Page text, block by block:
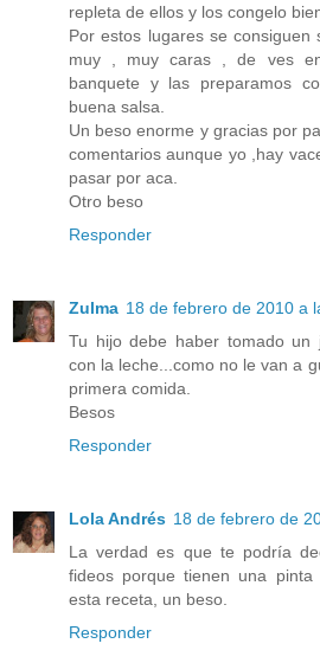
repleta de ellos y los congelo
Por estos lugares se consiguen
muy , muy caras , de ves
banquete y las preparamos
buena salsa.
Un beso enorme y gracias por
comentarios aunque yo ,hay
pasar por aca.
Otro beso
Responder
Zulma 18 de febrero de 2010 a
Tu hijo debe haber tomado un
con la leche...como no le van a
primera comida.
Besos
Responder
Lola Andrés 18 de febrero de
La verdad es que te podría
fideos porque tienen una
esta receta, un beso.
Responder